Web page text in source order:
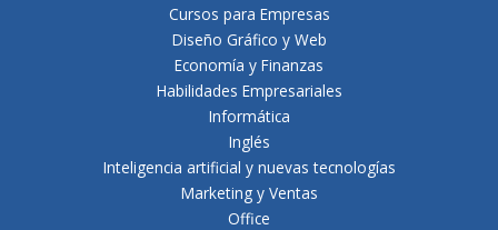
Cursos para Empresas
Diseño Gráfico y Web
Economía y Finanzas
Habilidades Empresariales
Informática
Inglés
Inteligencia artificial y nuevas tecnologías
Marketing y Ventas
Office